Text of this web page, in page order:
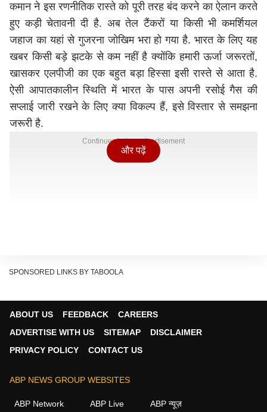
कमान ने इस रणनीतिक रास्ते को पूरी तरह बंद करने का ऐलान करते
हुए कड़ी चेतावनी दी है. अब तेल टैंकरों या किसी भी कमर्शियल
जहाज का यहां से गुजरना जोखिम भरा हो गया है. भारत के लिए यह
खबर किसी बड़े झटके से कम नहीं है क्योंकि हमारी ऊर्जा जरूरतों,
खासकर एलपीजी का एक बहुत बड़ा हिस्सा इसी रास्ते से आता है.
ऐसी आपातकालीन स्थिति में भारत के पास अपनी रसोई गैस की
सप्लाई जारी रखने के लिए क्या विकल्प हैं, इसे विस्तार से समझना
जरूरी है.
Continues below advertisement
अमेरिका और ऑस्ट्रेलिया से सीधी आपूर्ति
और पढ़ें
SPONSORED LINKS BY TABOOLA
ABOUT US FEEDBACK
CAREERS
ADVERTISE WITH US
SITEMAP
DISCLAIMER
PRIVACY POLICY
CONTACT US
ABP NEWS GROUP WEBSITES
ABP Network ABP Live ABP न्यूज़